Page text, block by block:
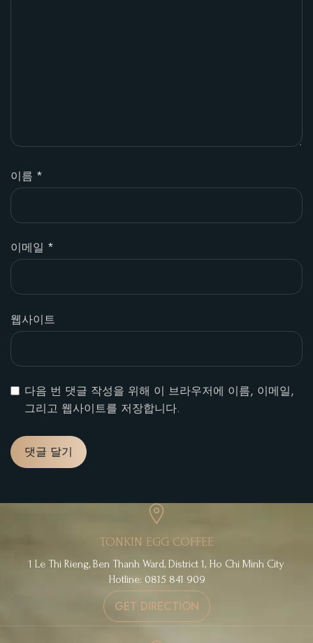
이름 *
이메일 *
웹사이트
다음 번 댓글 작성을 위해 이 브라우저에 이름, 이메일,
그리고 웹사이트를 저장합니다.
TONKIN EGG COFFEE
1 Le Thi Rieng, Ben Thanh Ward, District 1, Ho Chi Minh City
Hotline: 0815 841 909
GET DIRECTION